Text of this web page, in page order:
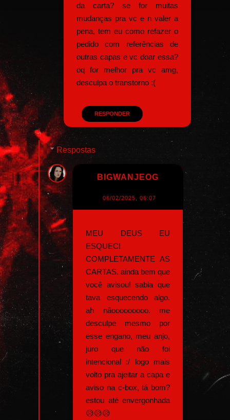
da carta? se for muitas
mudanças pra vc e n valer a
pena, tem eu como refazer o
pedido com referências de
outras capas e vc doar essa?
oq for melhor pra vc amg,
desculpa o transtorno :(
RESPONDER
Respostas
BIGWANJEOG
06/02/2025, 06:07
MEU DEUS EU
ESQUECI
COMPLETAMENTE AS
CARTAS. ainda bem que
você avisou! sabia que
tava esquecendo algo.
ah nãooooooooo. me
desculpe mesmo por
esse engano, meu anjo,
juro que não foi
intencional :/ logo mais
volto pra ajeitar a capa e
aviso na c-box, tá bom?
estou até envergonhada
😥😥😥